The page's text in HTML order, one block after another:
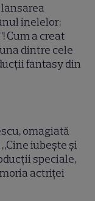
lansarea
inelelor:
Cum a creat
dintre cele
fantasy din
omagiată
iubește și
speciale,
actriței